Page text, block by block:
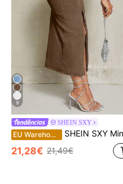
9
SHEIN SXY
EU Warehouse SHEIN SXY Minissaia jeans feminina casual, cor sólida, com
21,28€ 21,49€